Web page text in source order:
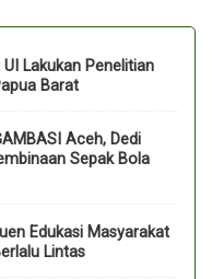
Lakukan Penelitian
Barat
Aceh, Dedi
Sepak Bola
Edukasi Masyarakat
Lintas